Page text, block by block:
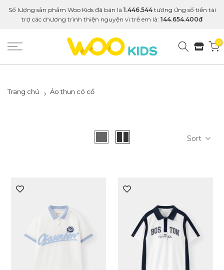
Số lượng sản phẩm Woo Kids đã bán là 1.446.544 tương ứng số tiền tài
trợ các chương trình thiện nguyện vì trẻ em là: 144.654.400đ
0
Trang chủ Áo thun có cổ
Sort